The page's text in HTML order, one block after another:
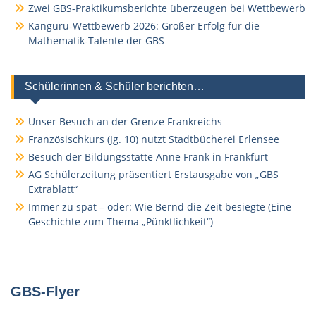
Zwei GBS-Praktikumsberichte überzeugen bei Wettbewerb
Känguru-Wettbewerb 2026: Großer Erfolg für die
Mathematik-Talente der GBS
Schülerinnen & Schüler berichten…
Unser Besuch an der Grenze Frankreichs
Französischkurs (Jg. 10) nutzt Stadtbücherei Erlensee
Besuch der Bildungsstätte Anne Frank in Frankfurt
AG Schülerzeitung präsentiert Erstausgabe von „GBS
Extrablatt“
Immer zu spät – oder: Wie Bernd die Zeit besiegte (Eine
Geschichte zum Thema „Pünktlichkeit“)
GBS-Flyer